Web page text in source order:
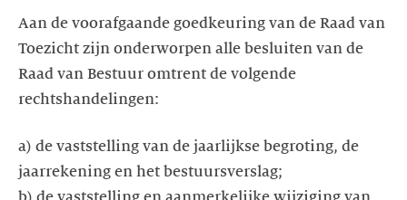
Aan de voorafgaande goedkeuring van de Raad van
Toezicht zijn onderworpen alle besluiten van de
Raad van Bestuur omtrent de volgende
rechtshandelingen:
a) de vaststelling van de jaarlijkse begroting, de
jaarrekening en het bestuursverslag;